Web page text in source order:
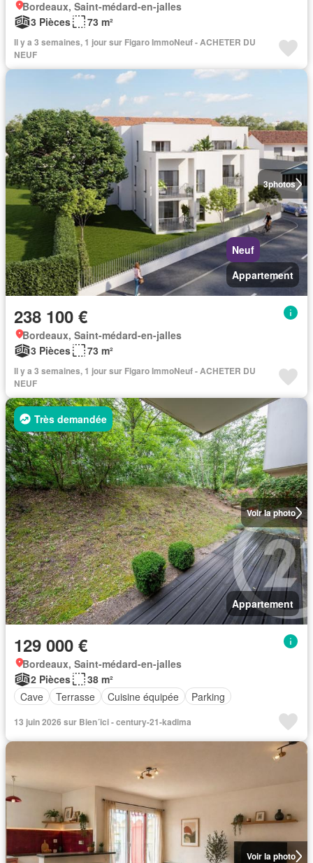
Bordeaux, Saint-médard-en-jalles
3 Pièces
73 m²
Il y a 3 semaines, 1 jour sur Figaro ImmoNeuf - ACHETER DU
NEUF
3photos
Neuf
Appartement
238 100 €
Bordeaux, Saint-médard-en-jalles
3 Pièces
73 m²
Il y a 3 semaines, 1 jour sur Figaro ImmoNeuf - ACHETER DU
NEUF
Voir la photo
Très demandée
Appartement
129 000 €
Bordeaux, Saint-médard-en-jalles
2 Pièces
38 m²
Cave
Terrasse Cuisine équipée Parking
13 juin 2026 sur Bien´ici - century-21-kadima
Voir la photo